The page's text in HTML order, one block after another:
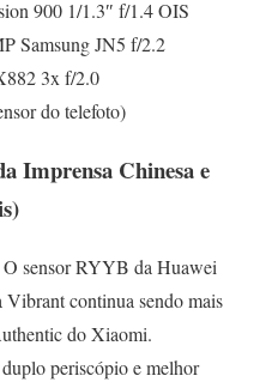
900 1/1.3″ f/1.4 OIS
Samsung JN5 f/2.2
3x f/2.0
do telefoto)
Imprensa Chinesa e
sensor RYYB da Huawei
continua sendo mais
do Xiaomi.
periscópio e melhor